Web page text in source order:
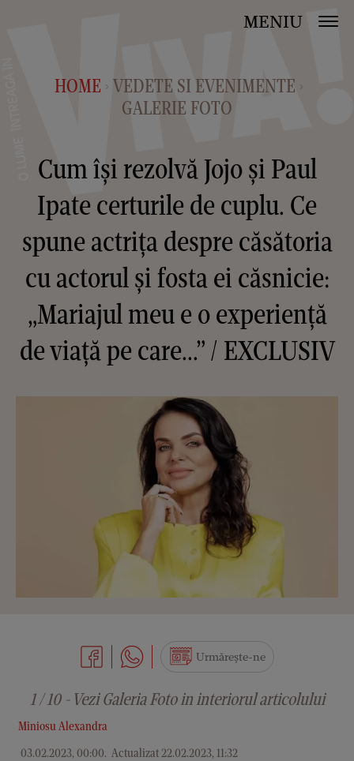
MENIU
HOME > VEDETE SI EVENIMENTE >
GALERIE FOTO
Cum își rezolvă Jojo și Paul
Ipate certurile de cuplu. Ce
spune actrița despre căsătoria
cu actorul și fosta ei căsnicie:
„Mariajul meu e o experiență
de viață pe care...” / EXCLUSIV
Miniosu Alexandra
03.02.2023, 00:00. Actualizat 22.02.2023, 11:32
Urmărește-ne
1 / 10 - Vezi Galeria Foto in interiorul articolului